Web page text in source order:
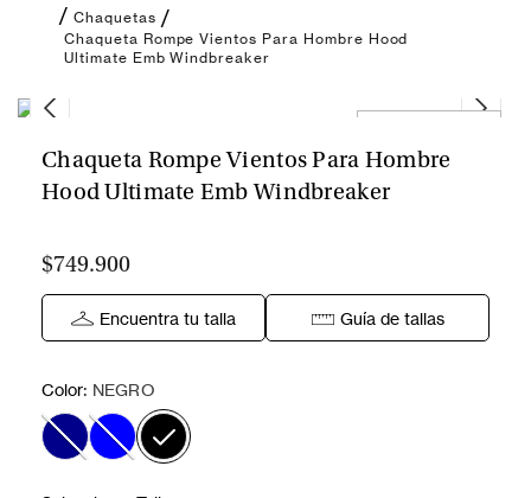
Chaquetas
Chaqueta Rompe Vientos Para Hombre Hood
Ultimate Emb Windbreaker
Chaqueta Rompe Vientos Para Hombre
Hood Ultimate Emb Windbreaker
$749.900
Encuentra tu talla Guía de tallas
Color: NEGRO